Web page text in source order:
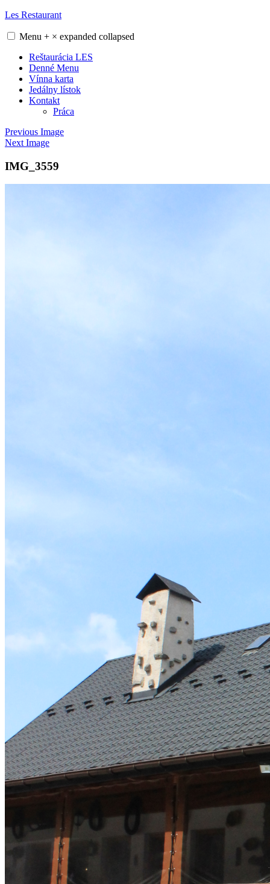
Skip
content
Les Restaurant
Menu + × expanded collapsed
Reštaurácia LES
Denné Menu
Vínna karta
Jedálny lístok
Kontakt
Práca
Previous Image
Next Image
IMG_3559